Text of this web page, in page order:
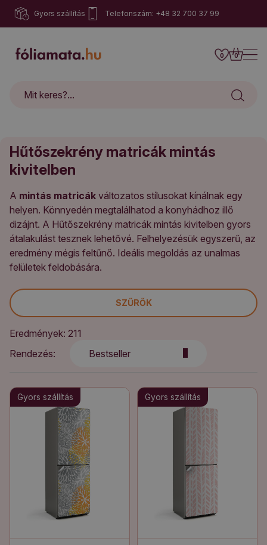
Gyors szállítás Telefonszám: +48 32 700 37 99
0 0
Hűtőszekrény matricák mintás
kivitelben
A mintás matricák változatos stílusokat kínálnak egy
helyen. Könnyedén megtalálhatod a konyhádhoz illő
dizájnt. A Hűtőszekrény matricák mintás kivitelben gyors
átalakulást tesznek lehetővé. Felhelyezésük egyszerű, az
eredmény mégis feltűnő. Ideális megoldás az unalmas
felületek feldobására.
SZŰRŐK
Eredmények: 211
Rendezés:
Bestseller
Gyors szállítás Gyors szállítás